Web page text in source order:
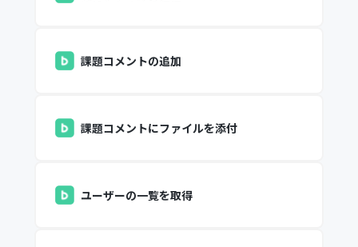
課題コメントの追加
課題コメントにファイルを添付
ユーザーの一覧を取得